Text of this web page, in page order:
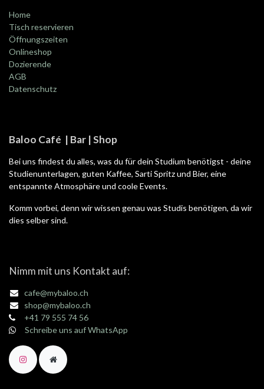
Home
Tisch reservieren
Öffnungszeiten
Onlineshop
Dozierende
AGB
Datenschutz
Baloo Café | Bar | Shop
Bei uns findest du alles, was du für dein Studium benötigst - deine
Studienunterlagen, guten Kaffee, Sarti Spritz und Bier, eine
entspannte Atmosphäre und coole Events.
Komm vorbei, denn wir wissen genau was Studis benötigen, da wir
dies selber sind.
Nimm mit uns Kontakt auf:
cafe@mybaloo.ch
shop@mybaloo.ch
+41 79 555 74 56
Schreibe uns auf WhatsApp